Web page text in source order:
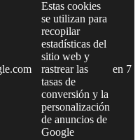
Estas cookies
se utilizan para
recopilar
estadísticas del
sitio web y
rastrear las
tasas de
conversión y la
personalización
de anuncios de
Google
en 7